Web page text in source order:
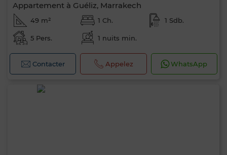
Appartement à Guéliz, Marrakech
49 m² 1 Ch. 1 Sdb.
5 Pers. 1 nuits min.
Contacter Appelez WhatsApp